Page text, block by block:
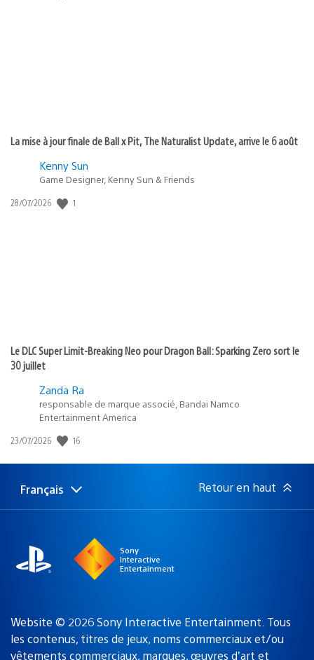
La mise à jour finale de Ball x Pit, The Naturalist Update, arrive le 6 août
Kenny Sun
Game Designer, Kenny Sun & Friends
Date
28/07/2026 1
Le DLC Super Limit-Breaking Neo pour Dragon Ball: Sparking Zero sort le
30 juillet
Zanda Ra
responsable de marque associé, Bandai Namco
Entertainment America
Date
publication
23/07/2026 16
Choisir
Région
Français Retour en haut
Sony
Interactive
Entertainment
Website © 2026 Sony Interactive Entertainment. Tous
les contenus, titres de jeux, noms commerciaux et/ou
vêtements commerciaux, marques, œuvres d’art et